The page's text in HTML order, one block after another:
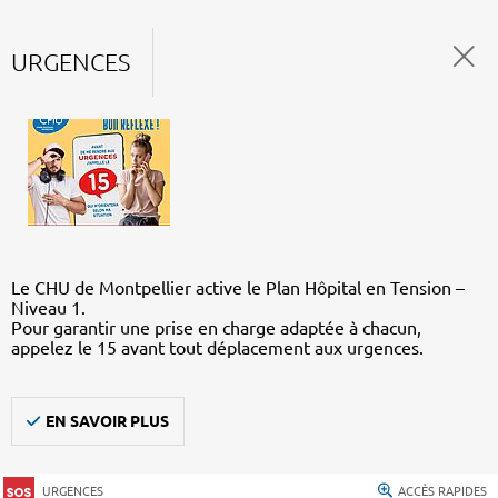
URGENCES
Le CHU de Montpellier active le Plan Hôpital en Tension –
Niveau 1.
Pour garantir une prise en charge adaptée à chacun,
appelez le 15 avant tout déplacement aux urgences.
EN SAVOIR PLUS
URGENCES ACCÈS RAPIDES